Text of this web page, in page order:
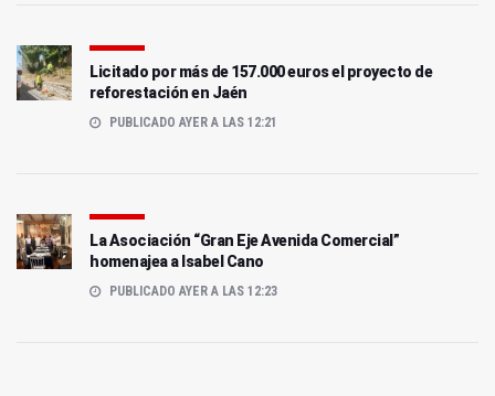
Licitado por más de 157.000 euros el proyecto de
reforestación en Jaén
PUBLICADO AYER A LAS 12:21
La Asociación “Gran Eje Avenida Comercial”
homenajea a Isabel Cano
PUBLICADO AYER A LAS 12:23